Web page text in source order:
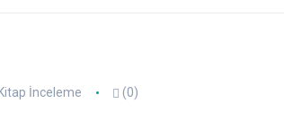
İnceleme (0)